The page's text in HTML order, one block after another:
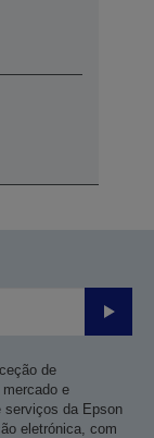
Enviar
de
e
serviços da Epson
eletrónica, com